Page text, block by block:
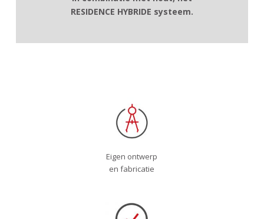
Mogelijkheid tot onzichtbare bevestiging van
Bestaat in aluminium of in combinatie met hout,
RESIDENCE HYBRIDE systeem.
Eigen ontwerp
en fabricatie